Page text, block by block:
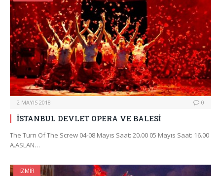
2 MAYIS 2018 0
İSTANBUL DEVLET OPERA VE BALESİ
The Turn Of The Screw 04-08 Mayıs Saat: 20.00 05 Mayıs Saat: 16.00
A.ASLAN…
İZMIR